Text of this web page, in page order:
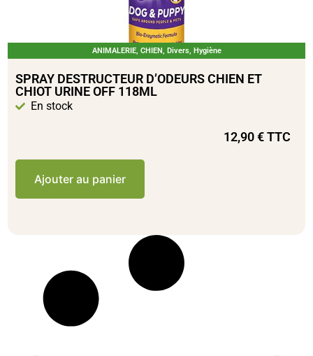
ANIMALERIE, CHIEN, Divers, Hygiène
SPRAY DESTRUCTEUR D’ODEURS CHIEN ET
CHIOT URINE OFF 118ML
En stock
12,90€TTC
Ajouter au panier